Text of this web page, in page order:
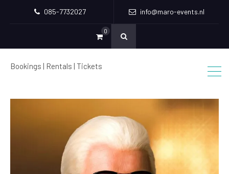
085-7732027 info@maro-events.nl
0
Bookings | Rentals | Tickets